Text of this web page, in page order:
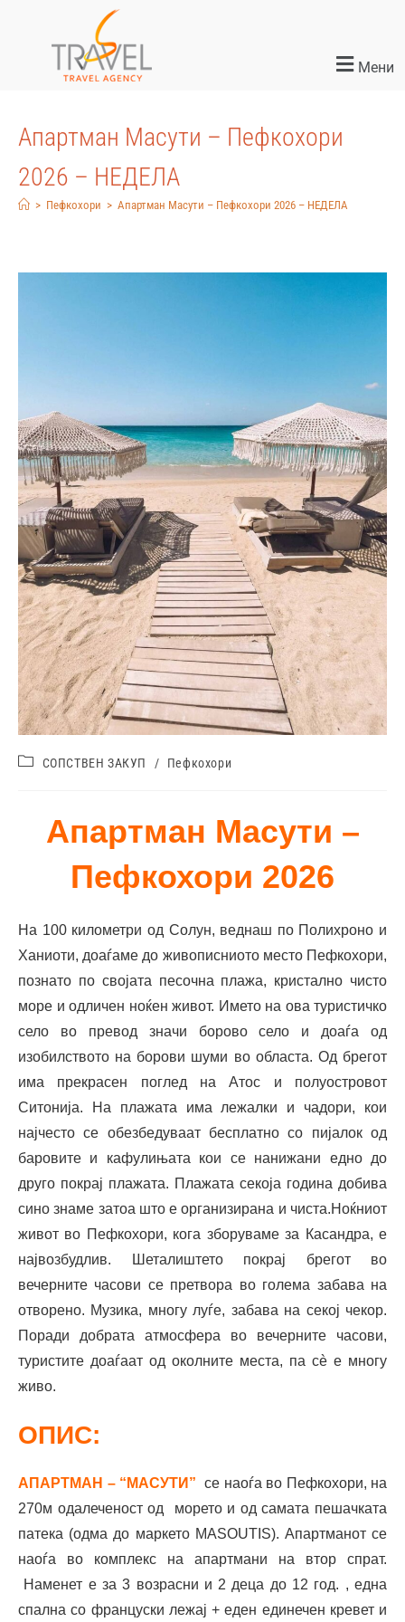
Мени
Апартман Масути – Пефкохори
2026 – НЕДЕЛА
> Пефкохори > Апартман Масути – Пефкохори 2026 – НЕДЕЛА
СОПСТВЕН ЗАКУП / Пефкохори
Апартман Масути –
Пефкохори 2026
На 100 километри од Солун, веднаш по Полихроно и
Ханиоти, доаѓаме до живописниото место Пефкохори,
познато по својата песочна плажа, кристално чисто
море и одличен ноќен живот. Името на ова туристичко
село во превод значи боровo село и доаѓа од
изобилството на борови шуми во областа. Од брегот
има прекрасен поглед на Атос и полуостровот
Ситонија. На плажата има лежалки и чадори, кои
најчесто се обезбедуваат бесплатно со пијалок од
баровите и кафулињата кои се нанижани едно до
друго покрај плажата. Плажата секоја година добива
сино знаме затоа што е организирана и чиста.Ноќниот
живот во Пефкохори, кога зборуваме за Касандра, е
највозбудлив. Шеталиштето покрај брегот во
вечерните часови се претвора во голема забава на
отворено. Музика, многу луѓе, забава на секој чекор.
Поради добрата атмосфера во вечерните часови,
туристите доаѓаат од околните места, па сè е многу
живо.
ОПИС:
АПАРТМАН – “МАСУТИ” се наоѓа во Пефкохори, на
270м одалеченост од морето и од самата пешачката
патека (одма до маркето MASOUTIS). Aпартманот се
наоѓа во комплекс на апартмани на втор спрат.
Наменет е за 3 возрасни и 2 деца до 12 год. , една
спална со француски лежај + еден единечен кревет и